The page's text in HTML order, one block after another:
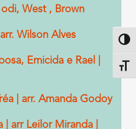
odi, West , Brown
Wilson Alves
Emicida e Rael |
| arr. Amanda Godoy
| arr Leilor Miranda |